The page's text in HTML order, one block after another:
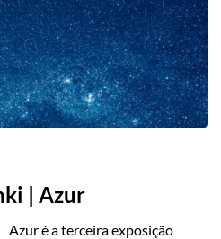
| Azur
Azur é a terceira exposição